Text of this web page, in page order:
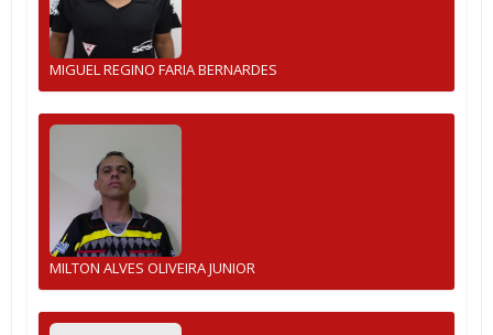
MIGUEL REGINO FARIA BERNARDES
MILTON ALVES OLIVEIRA JUNIOR